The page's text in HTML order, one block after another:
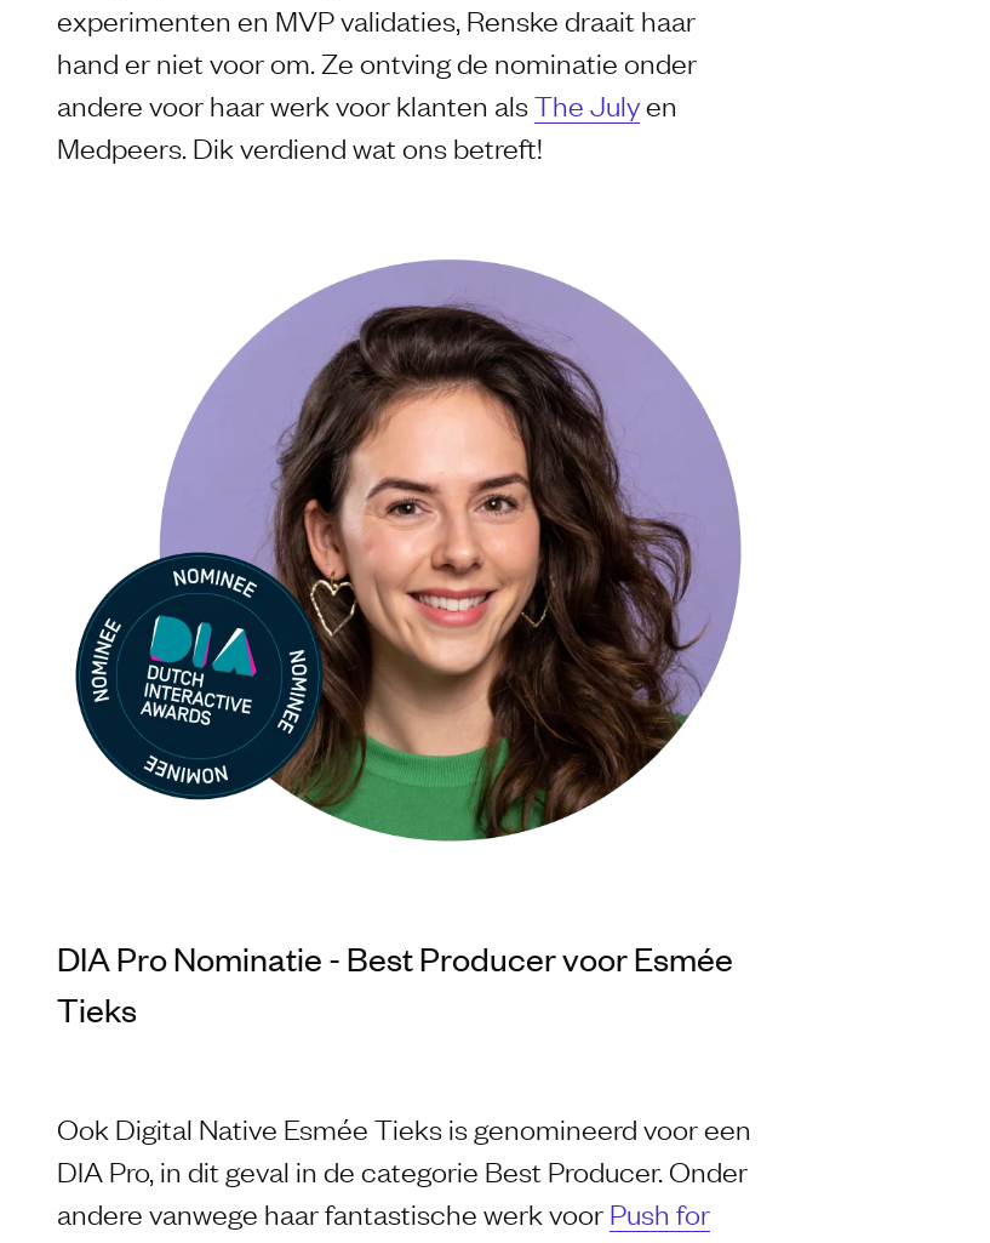
experimenten en MVP validaties, Renske draait haar
hand er niet voor om. Ze ontving de nominatie onder
andere voor haar werk voor klanten alsThe Julyen
Medpeers. Dik verdiend wat ons betreft!
DIA Pro Nominatie - Best Producer voor Esmée
Tieks
Ook Digital Native Esmée Tieks is genomineerd voor een
DIA Pro, in dit geval in de categorie Best Producer. Onder
andere vanwege haar fantastische werk voor Push for